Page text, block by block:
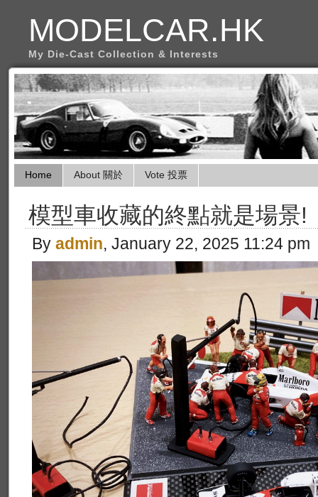
MODELCAR.HK
My Die-Cast Collection & Interests
Home About 關於 Vote 投票
模型車收藏的終點就是場景!
By admin, January 22, 2025 11:24 pm